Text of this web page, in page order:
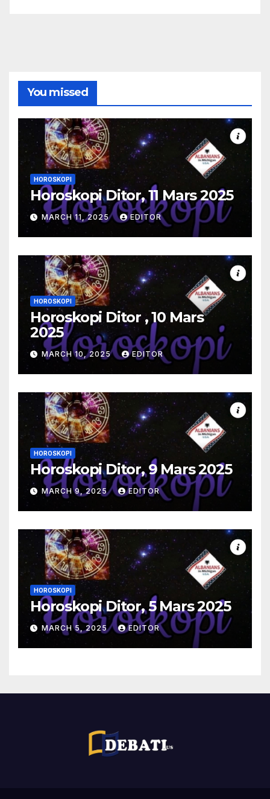
You missed
HOROSKOPI
Horoskopi Ditor, 11 Mars 2025
MARCH 11, 2025 EDITOR
HOROSKOPI
Horoskopi Ditor , 10 Mars
2025
MARCH 10, 2025 EDITOR
HOROSKOPI
Horoskopi Ditor, 9 Mars 2025
MARCH 9, 2025 EDITOR
HOROSKOPI
Horoskopi Ditor, 5 Mars 2025
MARCH 5, 2025 EDITOR